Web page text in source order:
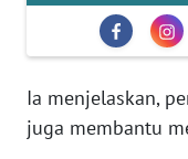
Ia menjelaskan,
juga membantu
EDITORIAL
Informasi
INDEKS